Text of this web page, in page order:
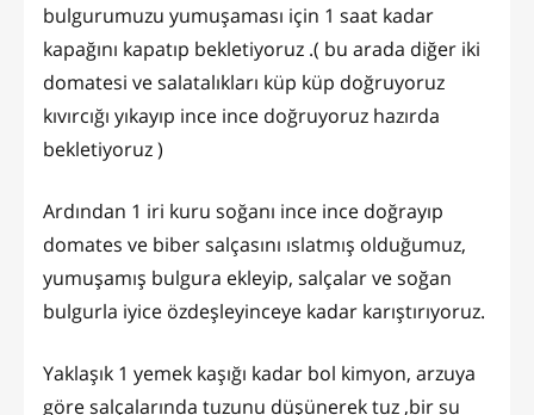
bulgurumuzu yumuşaması için 1 saat kadar
kapağını kapatıp bekletiyoruz .( bu arada diğer iki
domatesi ve salatalıkları küp küp doğruyoruz
kıvırcığı yıkayıp ince ince doğruyoruz hazırda
bekletiyoruz )
Ardından 1 iri kuru soğanı ince ince doğrayıp
domates ve biber salçasını ıslatmış olduğumuz,
yumuşamış bulgura ekleyip, salçalar ve soğan
bulgurla iyice özdeşleyinceye kadar karıştırıyoruz.
Yaklaşık 1 yemek kaşığı kadar bol kimyon, arzuya
göre salçalarında tuzunu düşünerek tuz ,bir su